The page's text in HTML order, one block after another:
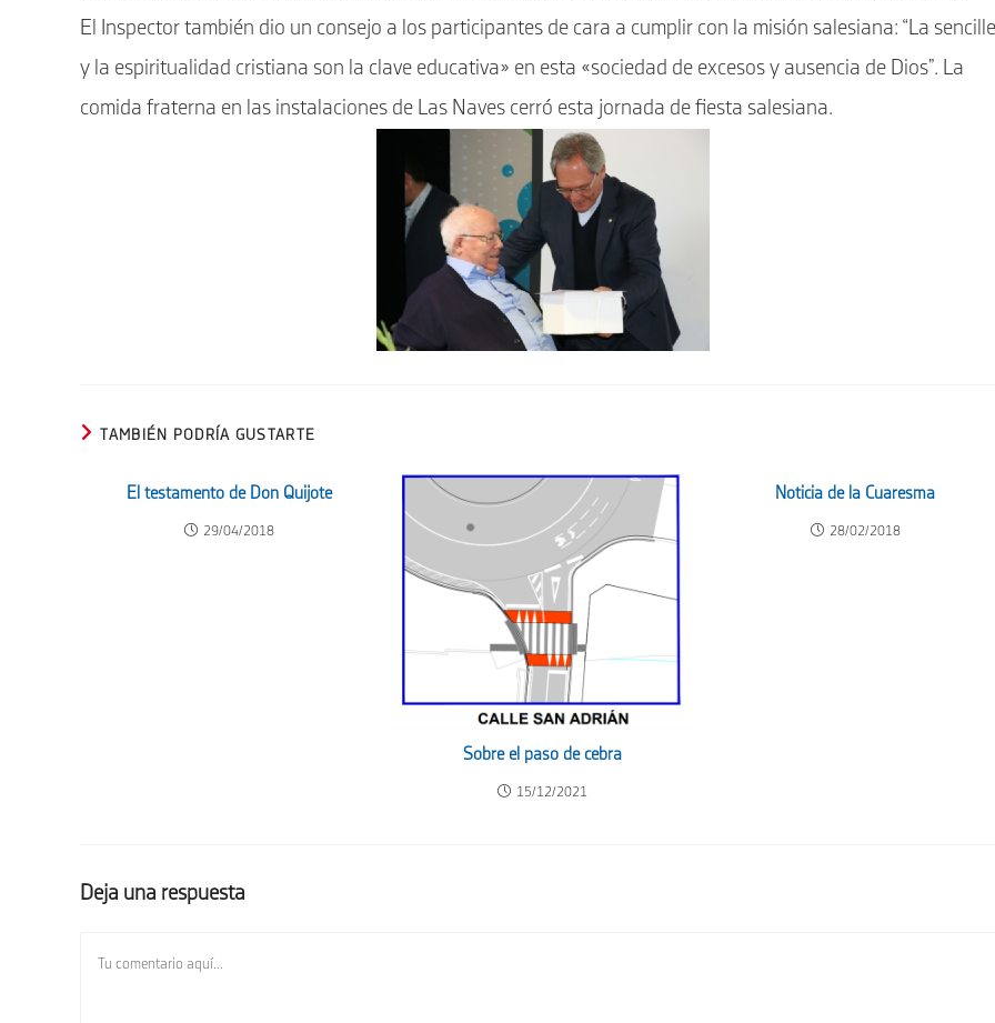
El Inspector también dio un consejo a los participantes de cara a cumplir con la misión salesiana: “La
y la espiritualidad cristiana son la clave educativa» en esta «sociedad de excesos y ausencia de Dios”. La
comida fraterna en las instalaciones de Las Naves cerró esta jornada de fiesta salesiana.
TAMBIÉN PODRÍA GUSTARTE
El testamento de Don Quijote
29/04/2018
Sobre el paso de cebra
15/12/2021
Noticia de la Cuaresma
28/02/2018
Deja una respuesta